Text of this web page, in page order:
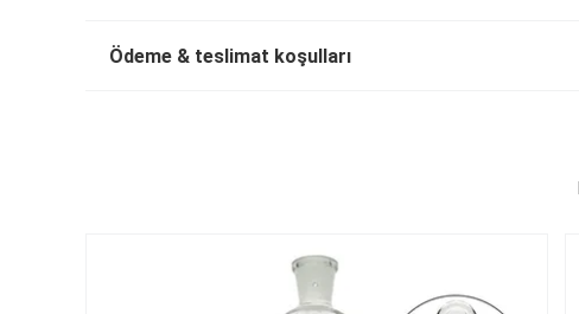
Ödeme & teslimat koşulları